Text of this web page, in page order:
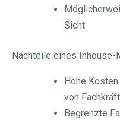
Sicht
Nachteile eines Inhouse-
Hohe
von
Begrenzte